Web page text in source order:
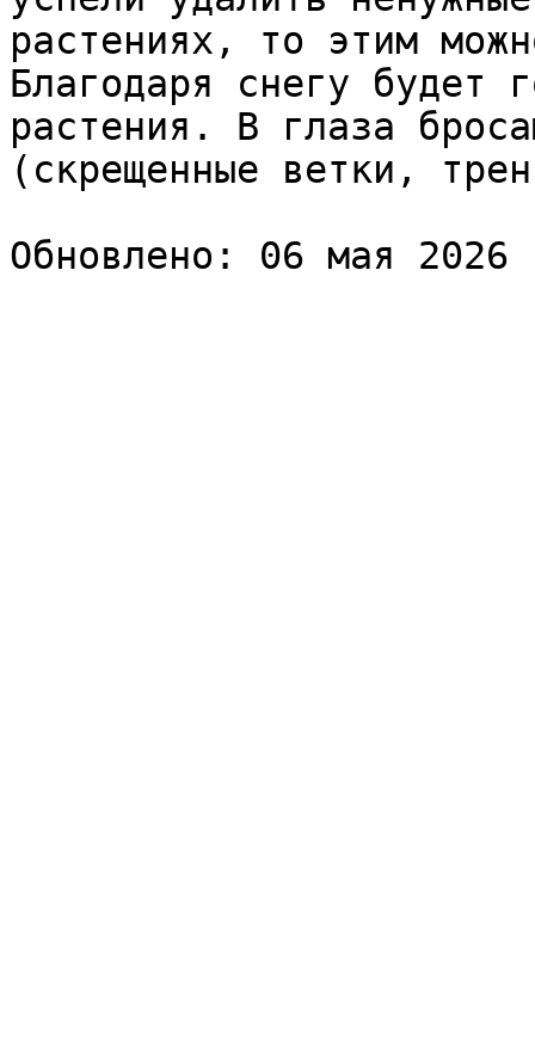
растениях, то этим
Благодаря снегу будет
растения. В глаза
(скрещенные ветки,